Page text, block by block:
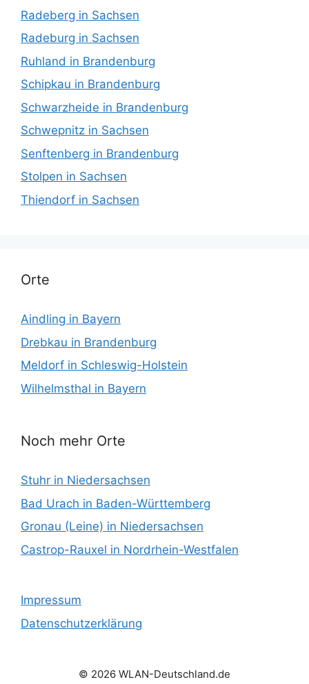
Radeberg in Sachsen
Radeburg in Sachsen
Ruhland in Brandenburg
Schipkau in Brandenburg
Schwarzheide in Brandenburg
Schwepnitz in Sachsen
Senftenberg in Brandenburg
Stolpen in Sachsen
Thiendorf in Sachsen
Orte
Aindling in Bayern
Drebkau in Brandenburg
Meldorf in Schleswig-Holstein
Wilhelmsthal in Bayern
Noch mehr Orte
Stuhr in Niedersachsen
Bad Urach in Baden-Württemberg
Gronau (Leine) in Niedersachsen
Castrop-Rauxel in Nordrhein-Westfalen
Impressum
Datenschutzerklärung
© 2026 WLAN-Deutschland.de